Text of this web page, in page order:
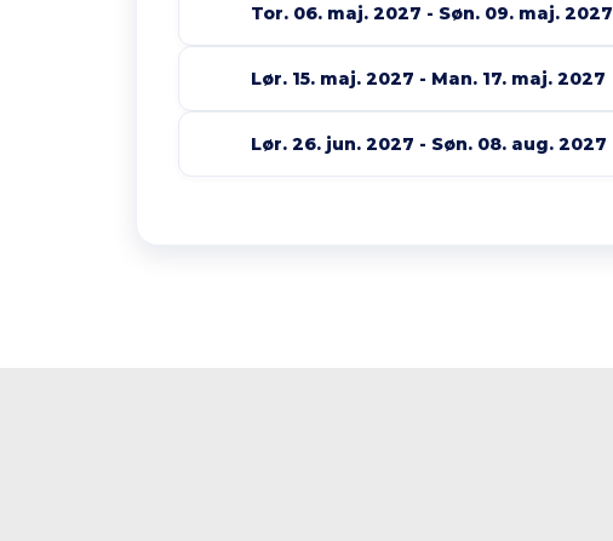
Tor. 06. maj. 2027 - Søn. 09. maj. 2027
Lør. 15. maj. 2027 - Man. 17. maj. 2027
Lør. 26. jun. 2027 - Søn. 08. aug. 2027